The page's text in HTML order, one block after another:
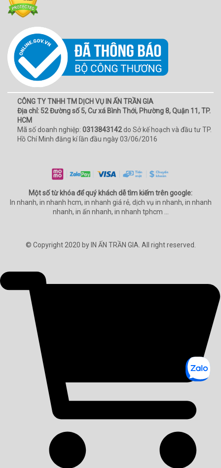
CÔNG TY TNHH TM DỊCH VỤ IN ẤN TRẦN GIA
Địa chỉ: 52 Đường số 5, Cư xá Bình Thới, Phường 8, Quận 11, TP.
HCM
Mã số doanh nghiệp: 0313843142do Sở kế hoạch và đầu tư TP.
Hồ Chí Minh đăng kí lần đầu ngày 03/06/2016
Một số từ khóa để quý khách dễ tìm kiếm trên google:
In nhanh, in nhanh hcm, in nhanh giá rẻ, dịch vụ in nhanh, in nhanh
nhanh, in ấn nhanh, in nhanh tphcm ...
© Copyright 2020 by IN ẤN TRẦN GIA. All right reserved.